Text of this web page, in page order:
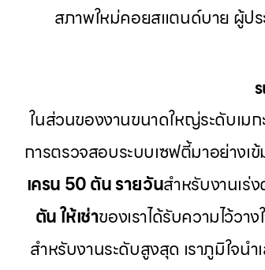
สภาพใหม่คอยสแตนด์บาย ผู้ป
ในส่วนของงานขนาดใหญ่ระดับเมก
การตรวจสอบระบบเซฟตี้มาอย่างเ
เครน 50 ตัน รายวันสำหรับงานเร่
ตัน ให้เช่าของเราได้รับความไว้ว
สำหรับงานระดับสูงสุด เราภูมิใจนำ